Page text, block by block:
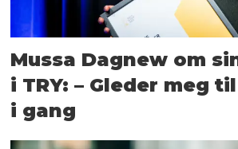
Mussa Dagnew om
i TRY: – Gleder meg
i gang